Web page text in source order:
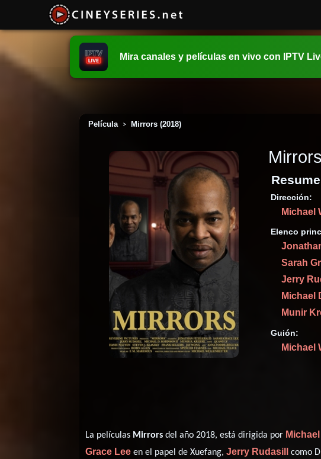
Mira canales y películas en vivo con IPTV
Película > Mirrors (2018)
Mirrors
Dirección:
Michael
Elenco
Sarah
Jerry
Michael
Munir
Guión:
Michael
La películas Mirrors del año 2018, está dirigida por
Grace Lee en el papel de Xuefang,Jerry Rudasill como